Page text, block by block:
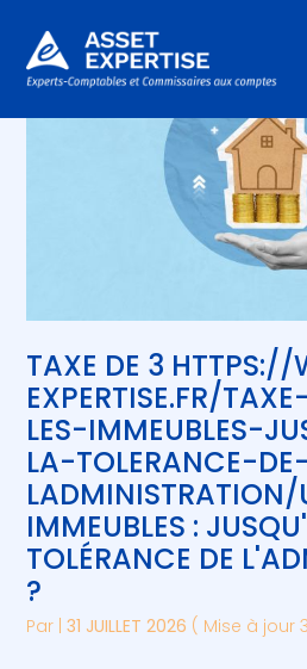
Aller
au
Créer et reprendre une activité
Gérer votre quotidien
Piloter votre entreprise
Développer votre entreprise
Être prêt pour la facturation
électronique
Piloter votre gestion
Suivre votre comptabilité
Gérer vos ressources
TAXE DE 3
EXPERTISE.FR/
LES-IMMEUBLES-
LA-TOLERANCE-DE-
LADMINISTRATION/
IMMEUBLES :
TOLÉRANCE DE
?
Par |31 JUILLET 2026 ( Mise à jour